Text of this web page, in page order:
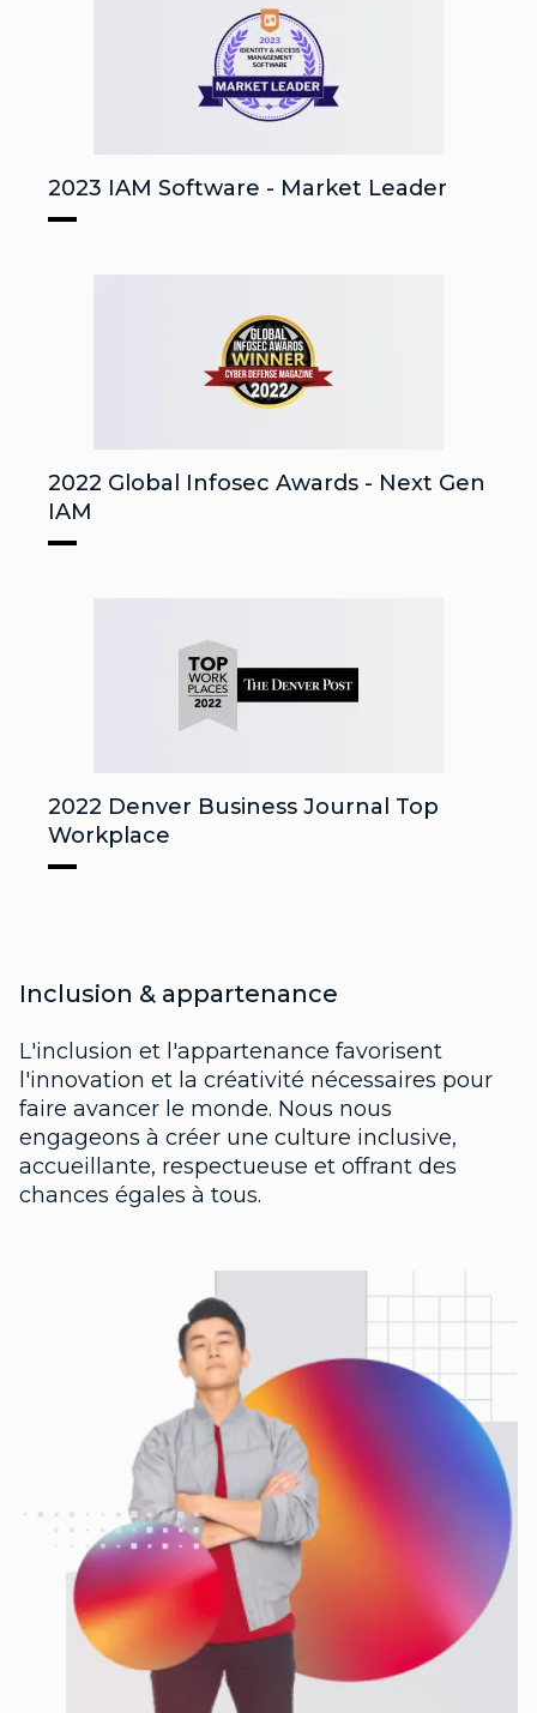
2023 IAM Software - Market Leader
2022 Global Infosec Awards - Next Gen
IAM
2022 Denver Business Journal Top
Workplace
Inclusion & appartenance
L'inclusion et l'appartenance favorisent
l'innovation et la créativité nécessaires pour
faire avancer le monde. Nous nous
engageons à créer une culture inclusive,
accueillante, respectueuse et offrant des
chances égales à tous.